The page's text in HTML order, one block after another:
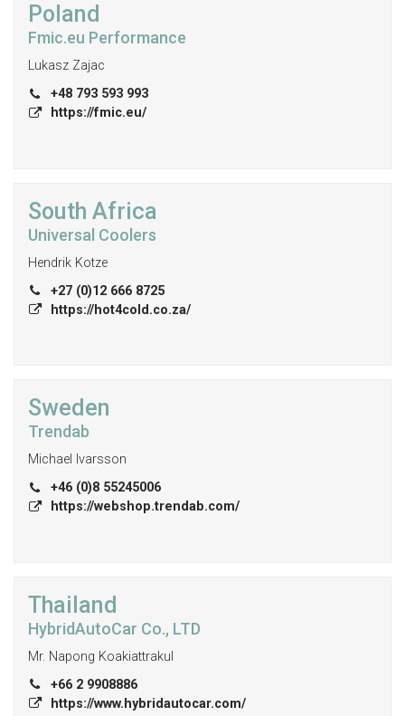
Poland
Fmic.eu Performance
Lukasz Zajac
+48 793 593 993
https://fmic.eu/
South Africa
Universal Coolers
Hendrik Kotze
+27 (0)12 666 8725
https://hot4cold.co.za/
Sweden
Trendab
Michael Ivarsson
+46 (0)8 55245006
https://webshop.trendab.com/
Thailand
HybridAutoCar Co., LTD
Mr. Napong Koakiattrakul
+66 2 9908886
https://www.hybridautocar.com/